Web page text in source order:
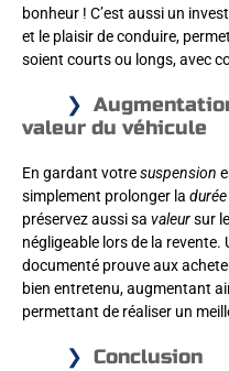
bonheur ! C’est aussi un
et le plaisir de conduire,
soient courts ou longs, avec
valeur du véhicule
En gardant votresuspension
simplement prolonger la
préservez aussi sa valeursur
négligeable lors de la revente.
documenté prouve aux
bien entretenu, augmentant
permettant de réaliser un
Conclusion